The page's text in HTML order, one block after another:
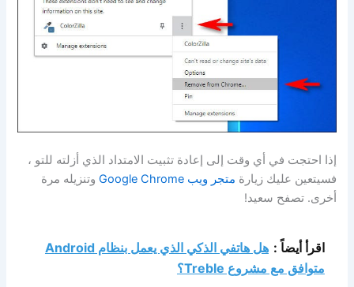
إذا احتجت في أي وقت إلى إعادة تثبيت الامتداد الذي أزلته للتو ،
فسيتعين عليك زيارة متجر ويب Google Chrome
وتنزيله مرة
أخرى. تصفح سعيد!
اقرأ أيضاً :
هل هاتفي الذكي الذي يعمل بنظام Android
متوافق مع مشروع Treble؟